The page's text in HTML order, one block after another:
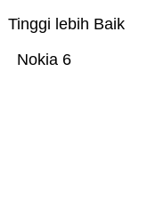
Tinggi lebih Baik
Nokia 6